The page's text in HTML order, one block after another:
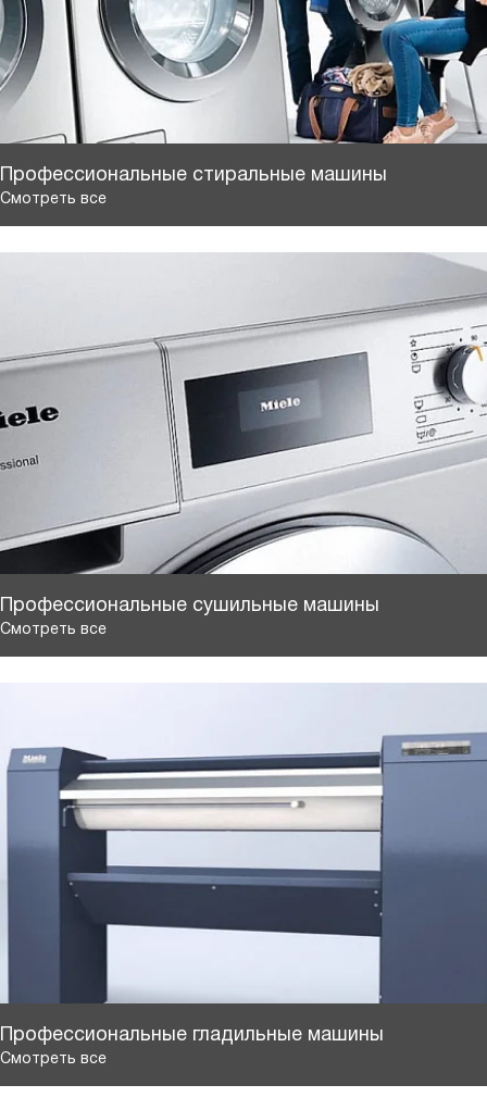
Профессиональные стиральные машины
Смотреть все
Профессиональные сушильные машины
Смотреть все
Профессиональные гладильные машины
Смотреть все